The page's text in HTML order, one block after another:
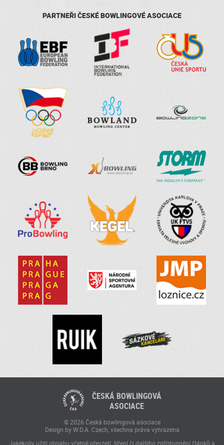
PARTNEŘI ČESKÉ BOWLINGOVÉ ASOCIACE
ČESKÁ BOWLINGOVÁ
ASOCIACE
© 2026 Česká bowlingová asociace
Design by W.D.A. Czech, všechna práva vyhrazena
Jakékoliv užití obsahu včetně převzetí, šíření či dalšího zpřístupnění článků a